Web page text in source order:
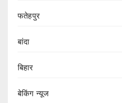
फतेहपुर
बांदा
बिहार
बेकिंग न्यूज